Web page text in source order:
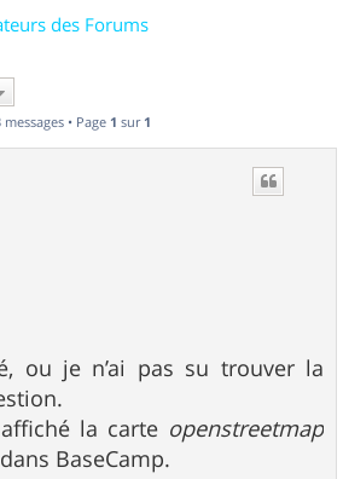
des Forums
messages • Page 1 sur 1
ou je n’ai pas su trouver la
la carte openstreetmap
BaseCamp.